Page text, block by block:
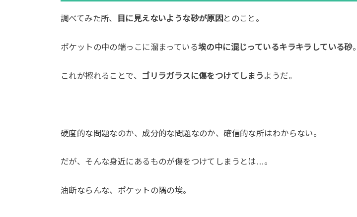
調べてみた所、 目に見えないような砂が原因 とのこと。
ポケットの中の端っこに溜まっている埃の中に混じっているキラキラしている砂。
これが擦れることで、 ゴリラガラスに傷をつけてしまう ようだ。
硬度的な問題なのか、成分的な問題なのか、確信的な所はわからない。
だが、そんな身近にあるものが傷をつけてしまうとは…。
油断ならんな、ポケットの隅の埃。